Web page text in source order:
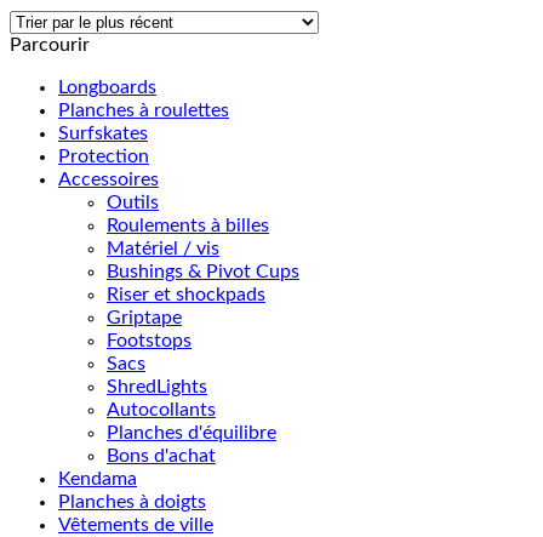
Parcourir
Longboards
Planches à roulettes
Surfskates
Protection
Accessoires
Outils
Roulements à billes
Matériel / vis
Bushings & Pivot Cups
Riser et shockpads
Griptape
Footstops
Sacs
ShredLights
Autocollants
Planches d'équilibre
Bons d'achat
Kendama
Planches à doigts
Vêtements de ville